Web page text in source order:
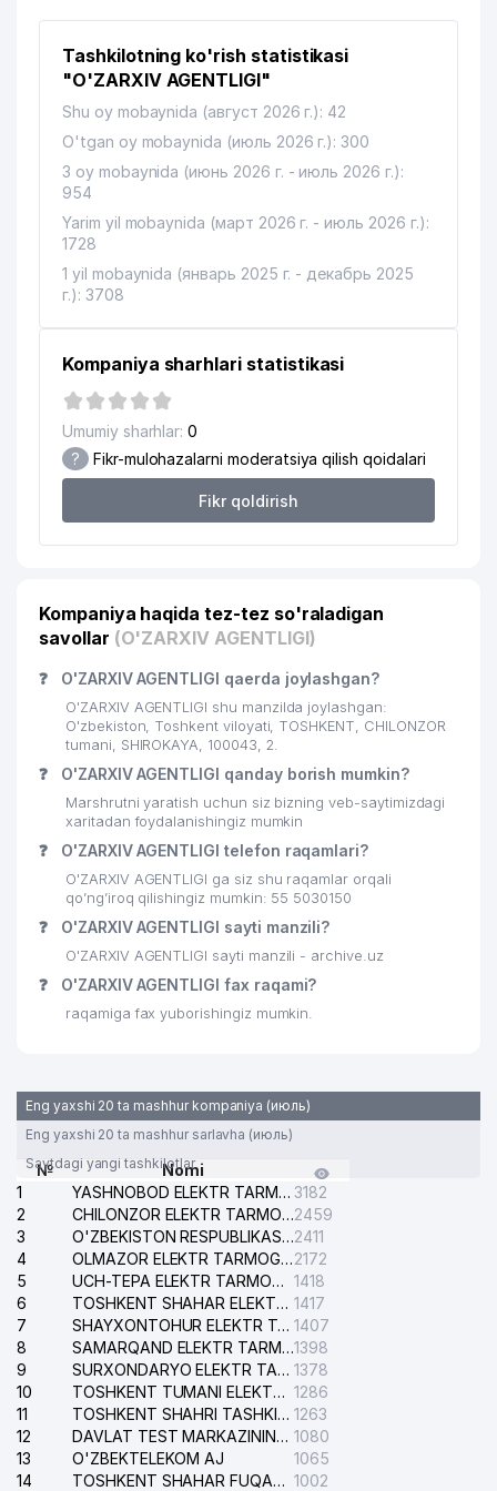
12
GROW MANAGEMENT TEAM
SOLUTIONS MChJ
13 BARVENT IMPEX MChJ
14 REAL TRADE GROUP MChJ 150 м
16 PREMIUM TRADE MChJ
17 WEB EXPERT MChJ
18 AGAT SYSTEM MChJ 168 м
HUJJATLI FILMLAR KINOSTUDIYASI
DUK
20 KARIM IJOD YUKSALISH MChJ
21
24 TOSHKENT FAVVORASI DUK
25 GAMILON MChJ
26 MASTER ELIT ALE-PLAST MChJ 295 м
27 UMID SIFAT ISHONCH MChJ 320 м
28 TEXNO-SOFT MChJ 334 м
29
O'ZBEKISTON RESPUBLIKASI
PREZIDENTINING MA'MURIYATI
QOSHIDAGI IQTISODIY TADQIQOT
EKSPO SHARQ BINITA XUSUSIY
KORXONASI
GIDRANT GLOBUS SERVIS XUSUSIY
AL-ALKOM TRADE XUSUSIY
KORXONASI
BILOL OPTIMA XUSUSIY KORXONASI
ETERNITY REAL GROUP MChJ
TORTI OT IBRAGIMA MChJ
UNIVERSAL SUG'URTA AJ TOSHKENT
SHAHAR FILIALI
SAN-SANICH MChJ
CHILONZOR MAHALLA QO'MITASI
O'zR KINO, SURAT VA OVOZLI
Tashkilotning ko'rish statistikasi
"O'ZARXIV AGENTLIGI"
Shu oy mobaynida (август 2026 г.): 42
O'tgan oy mobaynida (июль 2026 г.): 300
3 oy mobaynida (июнь 2026 г. - июль 2026 г.):
954
Yarim yil mobaynida (март 2026 г. - июль 2026 г.):
1728
1 yil mobaynida (январь 2025 г. - декабрь 2025
г.): 3708
Kompaniya sharhlari statistikasi
Umumiy sharhlar: 0
? Fikr-mulohazalarni moderatsiya qilish qoidalari
Fikr qoldirish
Kompaniya haqida tez-tez so'raladigan
savollar (O'ZARXIV AGENTLIGI)
❓ O'ZARXIV AGENTLIGI qaerda joylashgan?
O'ZARXIV AGENTLIGI shu manzilda joylashgan:
O'zbekiston, Toshkent viloyati, TOSHKENT, CHILONZOR
tumani, SHIROKAYA, 100043, 2.
❓ O'ZARXIV AGENTLIGI qanday borish mumkin?
Marshrutni yaratish uchun siz bizning veb-saytimizdagi
xaritadan foydalanishingiz mumkin
❓ O'ZARXIV AGENTLIGI telefon raqamlari?
O'ZARXIV AGENTLIGI ga siz shu raqamlar orqali
qo’ng’iroq qilishingiz mumkin: 55 5030150
❓ O'ZARXIV AGENTLIGI sayti manzili?
O'ZARXIV AGENTLIGI sayti manzili - archive.uz
❓ O'ZARXIV AGENTLIGI fax raqami?
raqamiga fax yuborishingiz mumkin.
Eng yaxshi 20 ta mashhur kompaniya (июль)
Eng yaxshi 20 ta mashhur sarlavha (июль)
Saytdagi yangi tashkilotlar
№
Nomi
1
YASHNOBOD ELEKTR TARMOG'I NOSOZLIKLARI XIZMATI 3182
2
CHILONZOR ELEKTR TARMOG'I NOSOZLIK XIZMATI2459
3
O'ZBEKISTON RESPUBLIKASI BOSH PROKURATURASI ISHONCH TELEFONI2411
4
OLMAZOR ELEKTR TARMOG'I NOSOZLIKLARI XIZMATI2172
5
UCH-TEPA ELEKTR TARMOG'I NOSOZLIKLARI XIZMATI 1418
6
TOSHKENT SHAHAR ELEKTR TARMOQLARI KORXONASI AJ 1417
7
SHAYXONTOHUR ELEKTR TARMOG'I NOSOZLIKLARINI TUZATISH XIZMATI 1407
8
SAMARQAND ELEKTR TARMOQLARI AJ1398
9
SURXONDARYO ELEKTR TARMOQLARI AJ 1378
10
TOSHKENT TUMANI ELEKTR TARMOG'I AVARIYA XIZMATI 1286
11
TOSHKENT SHAHRI TASHKILOT TELEFONLARI HAQIDA MA'LUMOT BYUROSI 1263
12
DAVLAT TEST MARKAZINING ISHONCH TELEFONLARI 1080
13
O'ZBEKTELEKOM AJ
1065
14
TOSHKENT SHAHAR FUQAROLIK ISHLARI BO'YICHA SUDI 1002